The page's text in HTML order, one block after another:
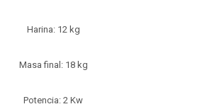
Harina: 12 kg
Masa final: 18 kg
Potencia: 2 Kw